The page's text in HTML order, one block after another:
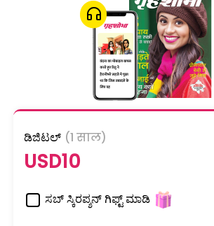
ಡಿಜಿಟಲ್ (1 साल)
USD10
ಸಬ್ ಸ್ಕಿರಪ್ಶನ್ ಗಿಫ್ಟ್ ಮಾಡಿ